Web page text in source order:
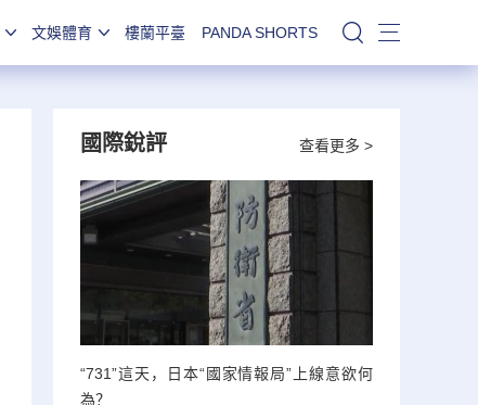
文娛體育 樓蘭平臺 PANDA SHORTS 站內搜索
查看更多 >
國際銳評
“731”這天，日本“國家情報局”上線意欲何
為？